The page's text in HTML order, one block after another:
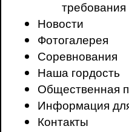
требования
Новости
Фотогалерея
Соревнования
Наша гордость
Общественная
Информация
Контакты